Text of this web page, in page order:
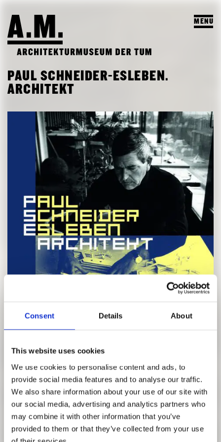
Consent Details About
This website uses cookies
We use cookies to personalise content and ads, to
provide social media features and to analyse our traffic.
We also share information about your use of our site with
our social media, advertising and analytics partners who
may combine it with other information that you’ve
provided to them or that they’ve collected from your use
MENU
BESUCH
PROGRAMM
VORSCHAU
ARCHIV AUSSTELLUNGEN
ARCHIV VERANSTALTUNGEN
A.M. ARCHIV & LEHRE
A.M. ARCHIV / SAMMLUNG
LEHRPROFIL
STUDENTISCHE ARBEITEN
LEHRVERANSTALTUNGEN
FORSCHUNG
DAS A.M.
ÜBER UNS
PUBLIKATIONEN
TEAM
FREUNDESKREIS ARCHITEKTURMUSEUM TUM
PAUL SCHNEIDER-ESLEBEN.
ARCHITEKT
Hatje Cantz Verlag
Ein Pionier der Nachkriegsmoderne in Deutschland
Paul Schneider-Esleben (1915–2005) steht beispielhaft für
den Aufbruch der Architektur in der frühen Bundesrepublik: